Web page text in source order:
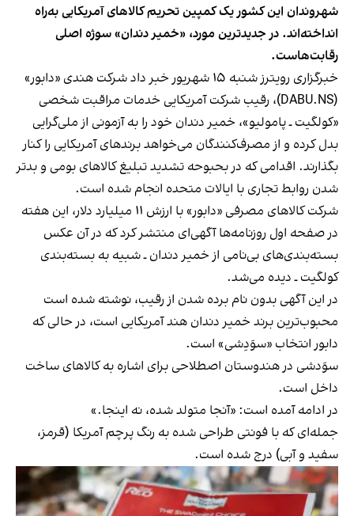
شهروندان این کشور یک کمپین تحریم کالاهای آمریکایی به‌راه
انداخته‌اند. در جدیدترین مورد، «خمیر دندان» سوژه اصلی
رقابت‌هاست.
خبرگزاری رویترز شنبه ۱۵ شهریور خبر داد شرکت هندی «دابور»
(DABU.NS)، رقیب شرکت آمریکایی خدمات مراقبت شخصی
«کولگیت ـ پامولیو»، خمیر دندان خود را به آزمونی از ملی‌گرایی
بدل کرده و از مصرف‌کنندگان می‌خواهد برندهای آمریکایی را کنار
بگذارند. اقدامی که در بحبوحه تشدید تبلیغ کالاهای بومی و بدتر
شدن روابط تجاری با ایالات متحده انجام شده است.
شرکت کالاهای مصرفی «دابور» با ارزش ۱۱ میلیارد دلار، این هفته
در صفحه اول روزنامه‌ها آگهی‌ای منتشر کرد که در آن عکس
بسته‌بندی‌های بی‌نامی از خمیر دندان ـ شبیه به بسته‌بندی
کولگیت ـ دیده می‌شد.
در این آگهی بدون نام برده شدن از رقیب، نوشته شده است
محبوب‌ترین برند خمیر دندان هند آمریکایی است، در حالی که
دابور انتخاب «سوَدِشی» است.
سوَدشی در هندوستان اصطلاحی برای اشاره به کالاهای ساخت
داخل است.
در ادامه آمده است: «آنجا متولد شده، نه اینجا.»
جمله‌ای که با فونتی طراحی شده به رنگ پرچم آمریکا (قرمز،
سفید و آبی) درج شده است.